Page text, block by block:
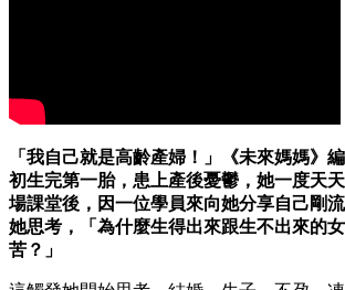
「我自己就是高齡產婦！」《未來媽媽》
初生完第一胎，患上產後憂鬱，她一度天
場課堂後，因一位學員來向她分享自己剛
她思考，「為什麼生得出來跟生不出來的
苦？」